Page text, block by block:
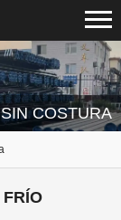
COSTURA